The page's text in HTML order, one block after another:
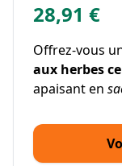
28,91 €
Offrez-vous
aux herbes
apaisant en